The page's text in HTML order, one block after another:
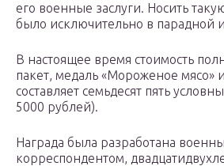
его военные заслуги. Носить
было исключительно в парадной
В настоящее время стоимость
пакет, медаль «Мороженое мясо»
составляет семьдесят пять
5000 рублей).
Награда была разработана
корреспондентом,